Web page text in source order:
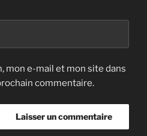
mon e-mail et mon site dans
commentaire.